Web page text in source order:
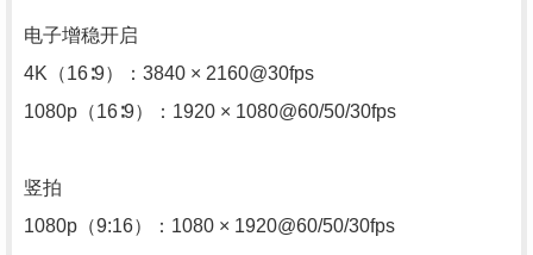
电子增稳开启
4K（16∶9）：3840 × 2160@30fps
1080p（16∶9）：1920 × 1080@60/50/30fps
竖拍
1080p（9:16）：1080 × 1920@60/50/30fps